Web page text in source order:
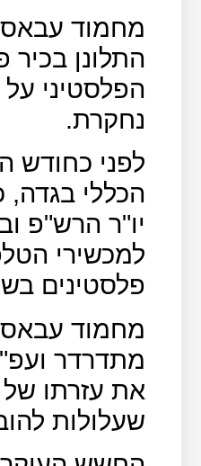
מחמוד עבאס
התלונן בכיר
הפלסטיני
נחקרת.
לפני כחודש
הכללי בגדה,
יו"ר הרש"פ
למכשירי
פלסטינים
מחמוד עבאס
מתדרדר
את עזרתו
שעלולות